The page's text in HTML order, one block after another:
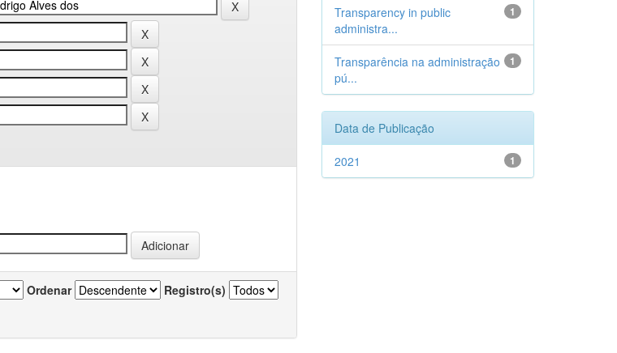
Ordenar Registro(s)
1
Transparency in public
administra...
1
Transparência na administração
pú...
Data de Publicação
1
2021